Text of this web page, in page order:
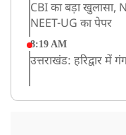
CBI का बड़ा खुलासा,
NEET-UG का पेपर
8:19 AM
उत्तराखंड: हरिद्वार में
UP: लखनऊ में चलती